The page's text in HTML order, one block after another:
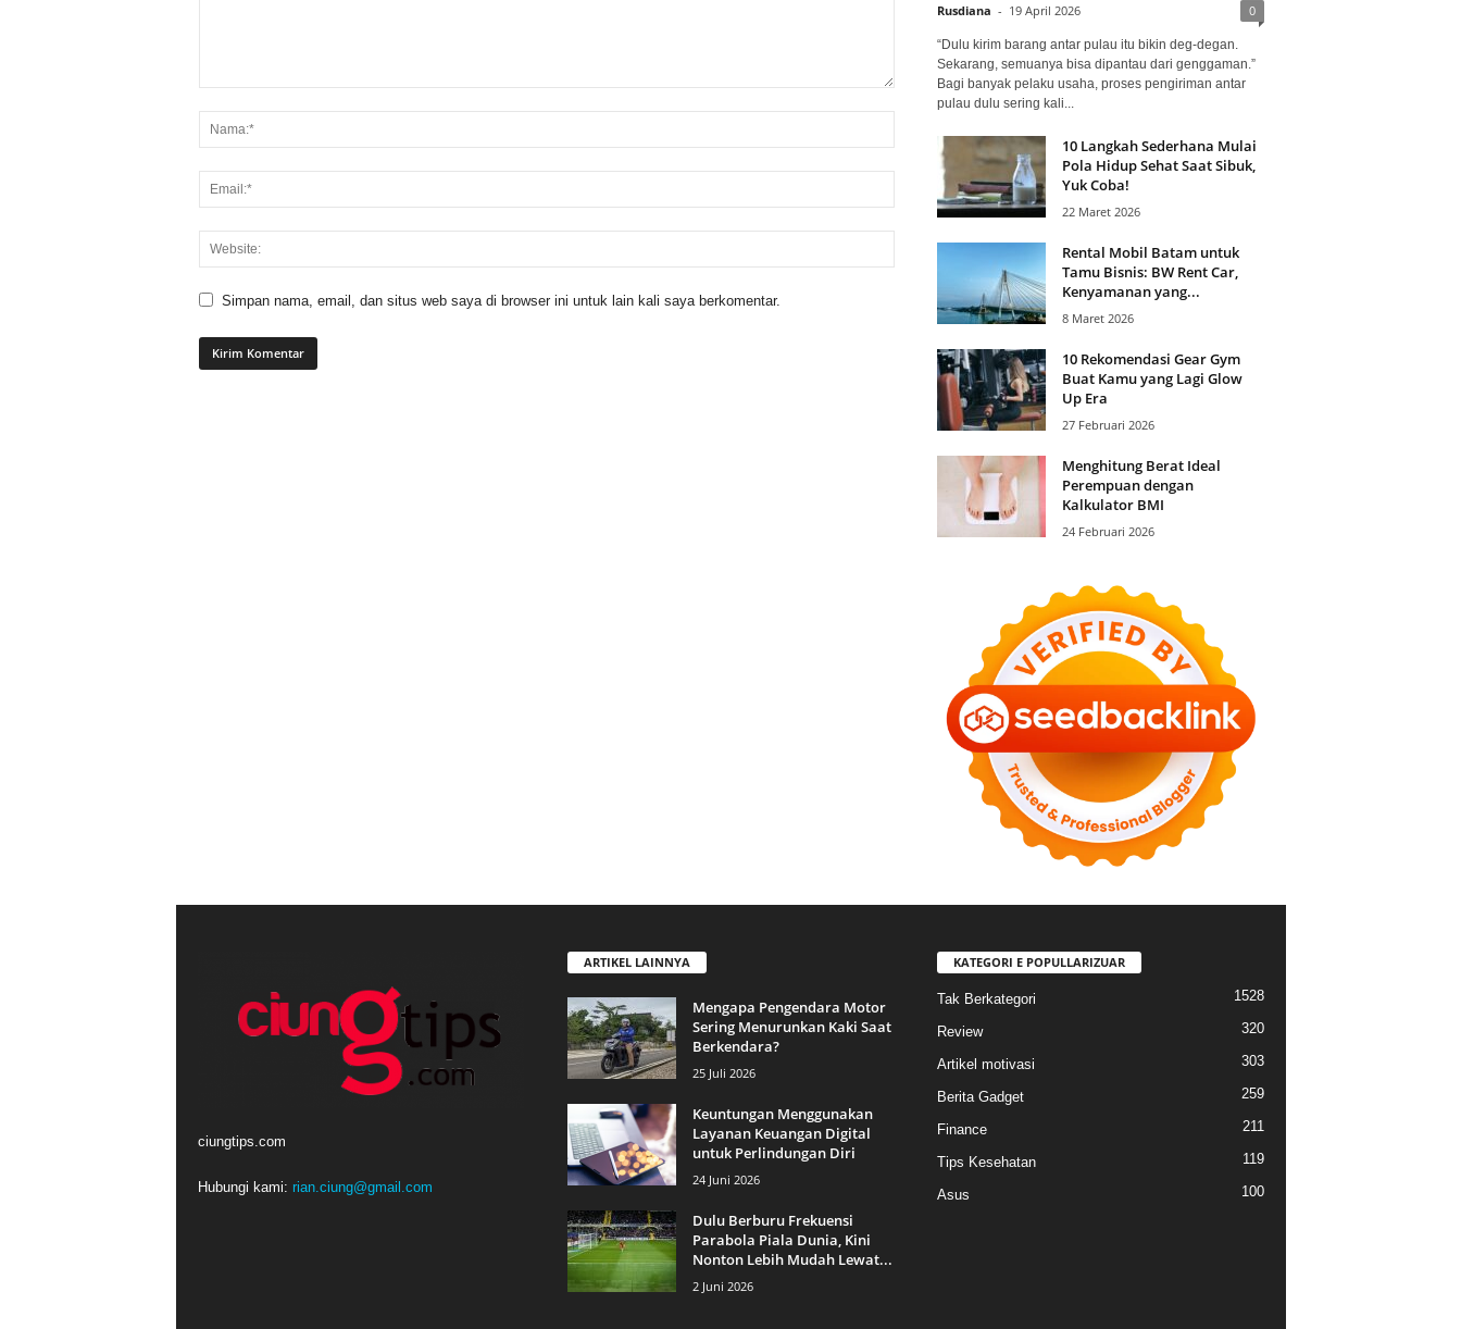
Simpan nama, email, dan situs web saya di browser ini untuk lain kali saya berkomentar.
Rusdiana - 19 April 2026 0
“Dulu kirim barang antar pulau itu bikin deg-degan.
Sekarang, semuanya bisa dipantau dari genggaman.”
Bagi banyak pelaku usaha, proses pengiriman antar
pulau dulu sering kali...
10 Langkah Sederhana Mulai
Pola Hidup Sehat Saat Sibuk,
Yuk Coba!
22 Maret 2026
Rental Mobil Batam untuk
Tamu Bisnis: BW Rent Car,
Kenyamanan yang...
8 Maret 2026
10 Rekomendasi Gear Gym
Buat Kamu yang Lagi Glow
Up Era
27 Februari 2026
Menghitung Berat Ideal
Perempuan dengan
Kalkulator BMI
24 Februari 2026
ciungtips.com
Hubungi kami: rian.ciung@gmail.com
ARTIKEL LAINNYA
Mengapa Pengendara Motor
Sering Menurunkan Kaki Saat
Berkendara?
25 Juli 2026
Keuntungan Menggunakan
Layanan Keuangan Digital
untuk Perlindungan Diri
24 Juni 2026
Dulu Berburu Frekuensi
Parabola Piala Dunia, Kini
Nonton Lebih Mudah Lewat...
2 Juni 2026
KATEGORI E POPULLARIZUAR
Tak Berkategori 1528
Review 320
Artikel motivasi 303
Berita Gadget 259
Finance 211
Tips Kesehatan 119
Asus 100